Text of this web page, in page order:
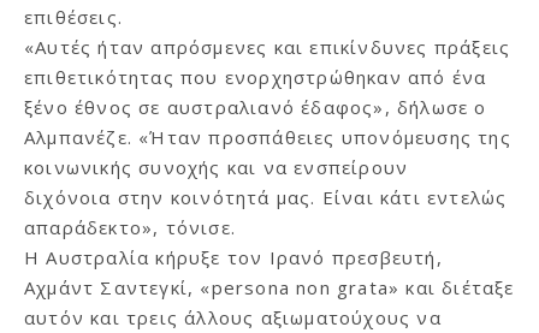
επιθέσεις.
«Αυτές ήταν απρόσμενες και επικίνδυνες πράξεις
επιθετικότητας που ενορχηστρώθηκαν από ένα
ξένο έθνος σε αυστραλιανό έδαφος», δήλωσε ο
Αλμπανέζε. «Ήταν προσπάθειες υπονόμευσης της
κοινωνικής συνοχής και να ενσπείρουν
διχόνοια στην κοινότητά μας. Είναι κάτι εντελώς
απαράδεκτο», τόνισε.
Η Αυστραλία κήρυξε τον Ιρανό πρεσβευτή,
Αχμάντ Σαντεγκί, «persona non grata» και διέταξε
αυτόν και τρεις άλλους αξιωματούχους να